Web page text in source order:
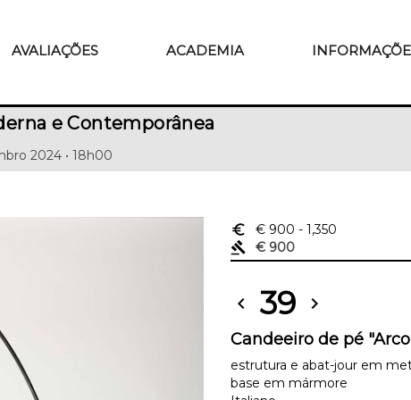
AVALIAÇÕES ACADEMIA
e Contemporânea
2024 • 18h00
euro_symbol € 900 - 1,350
gavel
€ 900
chevron_left 39 chevron_right
Candeeiro de pé
estrutura e abat-jour em
base em mármore